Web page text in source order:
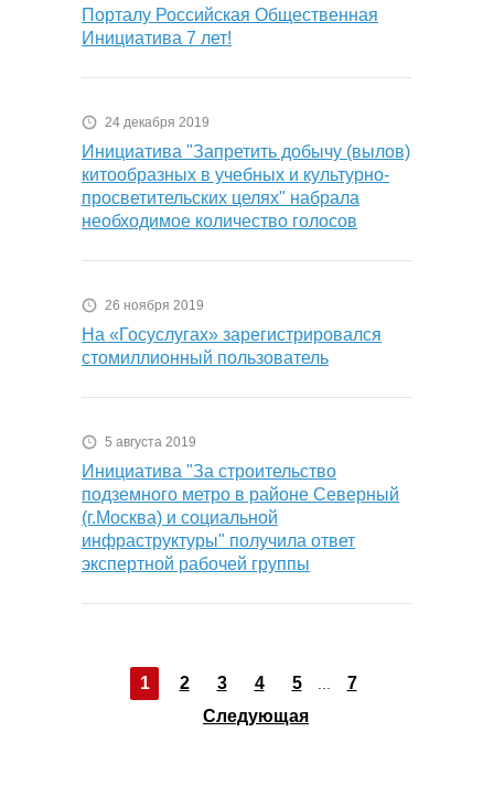
Порталу Российская Общественная
Инициатива 7 лет!
24 декабря 2019
Инициатива "Запретить добычу (вылов)
китообразных в учебных и культурно-
просветительских целях" набрала
необходимое количество голосов
26 ноября 2019
На «Госуслугах» зарегистрировался
стомиллионный пользователь
5 августа 2019
Инициатива "За строительство
подземного метро в районе Северный
(г.Москва) и социальной
инфраструктуры" получила ответ
экспертной рабочей группы
1 2 3 4 5
7
Следующая